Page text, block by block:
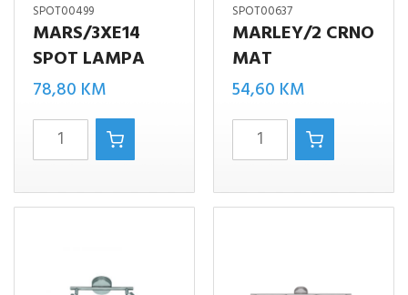
SPOT00499
MARS/3XE14
SPOT LAMPA
78,80 KM
MARS/3xE14
spot
lampa
količina
SPOT00637
MARLEY/2 CRNO
MAT
54,60 KM
MARLEY/2
CRNO
MAT
količina